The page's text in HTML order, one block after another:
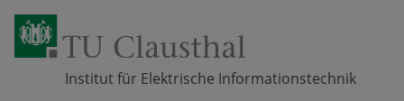
Institut für Elektrische Informationstechnik